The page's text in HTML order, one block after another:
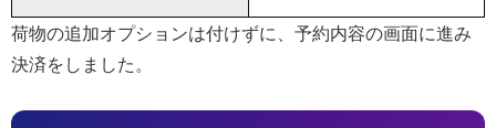
荷物の追加オプションは付けずに、予約内容の画面に進み
決済をしました。